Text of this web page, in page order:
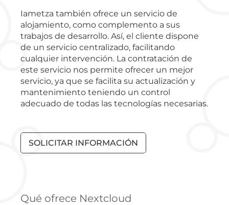
Iametza también ofrece un servicio de
alojamiento, como complemento a sus
trabajos de desarrollo. Así, el cliente dispone
de un servicio centralizado, facilitando
cualquier intervención. La contratación de
este servicio nos permite ofrecer un mejor
servicio, ya que se facilita su actualización y
mantenimiento teniendo un control
adecuado de todas las tecnologías necesarias.
SOLICITAR INFORMACIÓN
Qué ofrece Nextcloud